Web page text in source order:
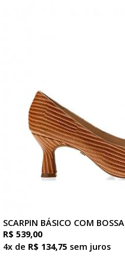
SCARPIN BÁSICO COM BOSSA
R$ 539,00
4x de R$ 134,75 sem juros